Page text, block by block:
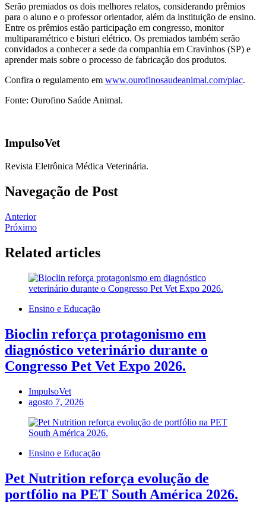
Serão premiados os dois melhores relatos, considerando prêmios
para o aluno e o professor orientador, além da instituição de ensino.
Entre os prêmios estão participação em congresso, monitor
multiparamétrico e bisturi elétrico. Os premiados também serão
convidados a conhecer a sede da companhia em Cravinhos (SP) e
aprender mais sobre o processo de fabricação dos produtos.
Confira o regulamento em www.ourofinosaudeanimal.com/piac.
Fonte: Ourofino Saúde Animal.
ImpulsoVet
Revista Eletrônica Médica Veterinária.
Navegação de Post
Anterior
Próximo
Related articles
Ensino e Educação
Bioclin reforça protagonismo em
diagnóstico veterinário durante o
Congresso Pet Vet Expo 2026.
ImpulsoVet
agosto 7, 2026
Ensino e Educação
Pet Nutrition reforça evolução de
portfólio na PET South América 2026.